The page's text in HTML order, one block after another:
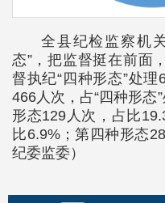
全县纪检监察机
态”，把监督挺在前面
督执纪“四种形态”处
466人次，占“四种形态
形态129人次，占比
比6.9%；第四种形态
纪委监委）